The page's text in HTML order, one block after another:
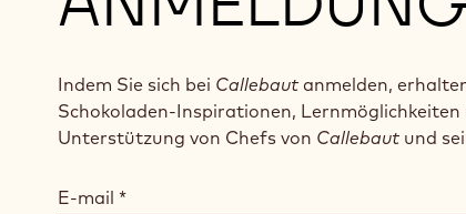
Indem Sie sich bei Callebaut anmelden,
Schokoladen-Inspirationen, Lernmöglichkeiten
Unterstützung von Chefs von Callebaut und
E-mail *